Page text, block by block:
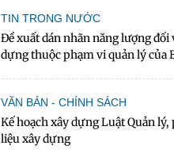
TIN TRONG NƯỚC
Đề xuất dán nhãn năng lượng đối
dựng thuộc phạm vi quản lý của
VĂN BẢN - CHÍNH SÁCH
Kế hoạch xây dựng Luật Quản
liệu xây dựng